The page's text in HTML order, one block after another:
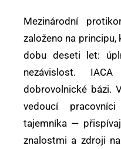
Mezinárodní
založeno na principu,
dobu deseti let:
nezávislost.
dobrovolnické bázi.
vedoucí
tajemníka —
znalostmi a zdroji